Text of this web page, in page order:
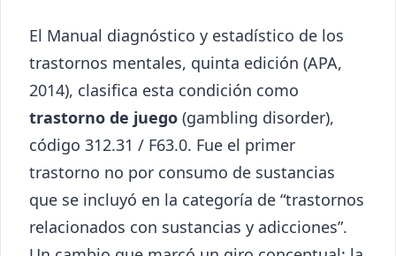
El Manual diagnóstico y estadístico de los
trastornos mentales, quinta edición (APA,
2014), clasifica esta condición como
trastorno de juego (gambling disorder),
código 312.31 / F63.0. Fue el primer
trastorno no por consumo de sustancias
que se incluyó en la categoría de “trastornos
relacionados con sustancias y adicciones”.